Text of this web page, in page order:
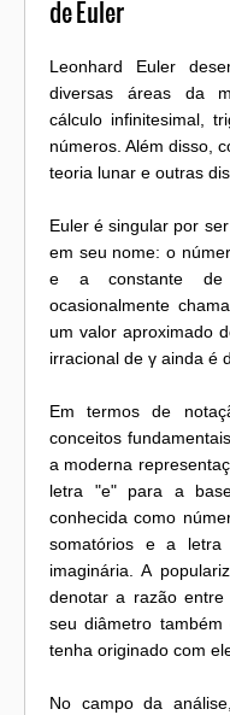
de Euler
Leonhard Euler
diversas áreas da
cálculo infinitesimal,
números. Além disso,
teoria lunar e outras
Euler é singular por
em seu nome: o
e a constante de
ocasionalmente
um valor aproximado
irracional de γ ainda é
Em termos de
conceitos
a moderna
letra "e" para a
conhecida como
somatórios e a letra
imaginária. A
denotar a razão
seu diâmetro
tenha originado com
No campo da